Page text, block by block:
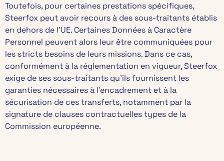
Toutefois, pour certaines prestations spécifiques,
Steerfox peut avoir recours à des sous-traitants établis
en dehors de l’UE. Certaines Données à Caractère
Personnel peuvent alors leur être communiquées pour
les stricts besoins de leurs missions. Dans ce cas,
conformément à la réglementation en vigueur, Steerfox
exige de ses sous-traitants qu’ils fournissent les
garanties nécessaires à l’encadrement et à la
sécurisation de ces transferts, notamment par la
signature de clauses contractuelles types de la
Commission européenne.